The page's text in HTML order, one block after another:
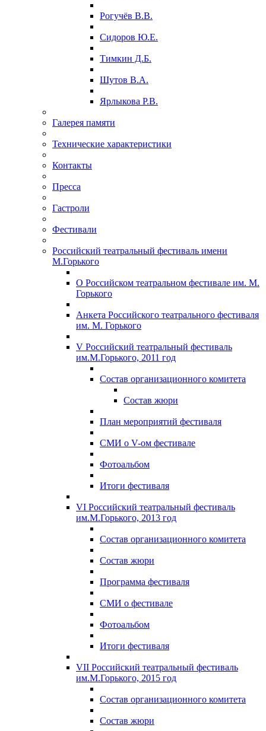
Рогучёв В.В.
Сидоров Ю.Е.
Тимкин Д.Б.
Шутов В.А.
Ярлыкова Р.В.
Галерея памяти
Технические характеристики
Контакты
Пресса
Гастроли
Фестивали
Российский театральный фестиваль имени
М.Горького
О Российском театральном фестивале им. М.
Горького
Анкета Российского театрального фестиваля
им. М. Горького
V Российский театральный фестиваль
им.М.Горького, 2011 год
Состав организационного комитета
Состав жюри
План мероприятий фестиваля
СМИ о V-ом фестивале
Фотоальбом
Итоги фестиваля
VI Российский театральный фестиваль
им.М.Горького, 2013 год
Состав организационного комитета
Состав жюри
Программа фестиваля
СМИ о фестивале
Фотоальбом
Итоги фестиваля
VII Российский театральный фестиваль
им.М.Горького, 2015 год
Состав организационного комитета
Состав жюри